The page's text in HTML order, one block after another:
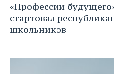
«Профессии
стартовал
школьников